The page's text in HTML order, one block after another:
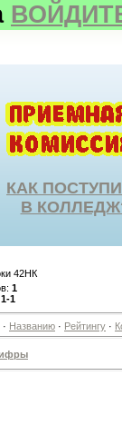
КАК
В
42НК
: 1
1-1
· Названию · Рейтингу ·